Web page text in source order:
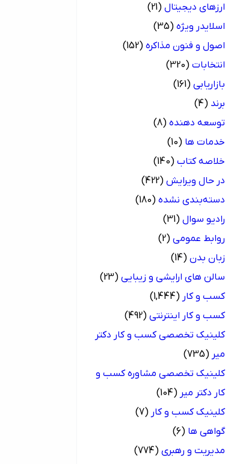
ارزهای دیجیتال (21)
اسلایدر ویژه (35)
اصول و فنون مذاکره (152)
انتخابات (320)
بازاریابی (161)
برند (4)
توسعه دهنده (8)
خدمات ها (10)
خلاصه کتاب (140)
در حال ویرایش (422)
دسته‌بندی نشده (180)
رادیو سوال (31)
روابط عمومی (2)
زبان بدن (14)
سالن های ارایشی و زیبایی (23)
کسب و کار (1,444)
کسب و کار اینترنتی (492)
کلینیک تخصصی کسب و کار دکتر
میر (735)
کلینیک تخصصی مشاوره کسب و
کار دکتر میر (104)
کلینیک کسب و کار (7)
گواهی ها (6)
مدیریت و رهبری (774)